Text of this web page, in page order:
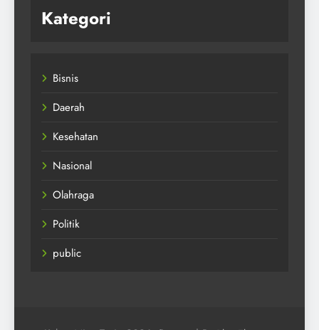
Kategori
Bisnis
Daerah
Kesehatan
Nasional
Olahraga
Politik
public